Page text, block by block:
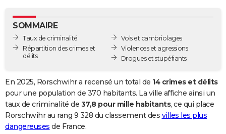
GUIDES D'ACHAT
BONS PLANS
Carte de Noël
Carte Bonne année
Carte Saint-Valentin
Carte Pâques
Carte d'anniversaire
DICTIONNAIRE
Dictionnaire
Biographies
Citations
Expressions
Proverbes
PROGRAMME TV
SOMMAIRE
Taux de criminalité
Répartition des crimes et
délits
Vols et cambriolages
Violences et agressions
Drogues et stupéfiants
En 2025, Rorschwihr a recensé un total de 14 crimes et délits
pour une population de 370 habitants. La ville affiche ainsi un
taux de criminalité de 37,8 pour mille habitants, ce qui place
Rorschwihr au rang 9 328 du classement des villes les plus
dangereuses de France.